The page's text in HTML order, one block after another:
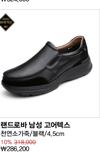
랜드로바 남성 고어텍스
천연소가죽/블랙/4.5cm
10%318,000
₩286,200